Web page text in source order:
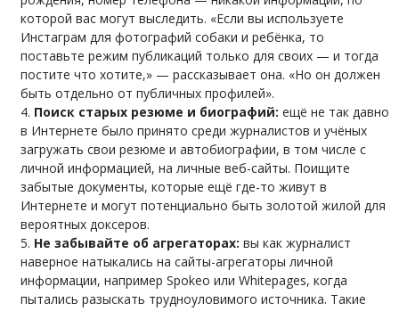
которой вас могут выследить. «Если вы используете
Инстаграм для фотографий собаки и ребёнка, то
поставьте режим публикаций только для своих — и тогда
постите что хотите,» — рассказывает она. «Но он должен
быть отдельно от публичных профилей».
Поиск старых резюме и биографий: ещё не так давно
в Интернете было принято среди журналистов и учёных
загружать свои резюме и автобиографии, в том числе с
личной информацией, на личные веб-сайты. Поищите
забытые документы, которые ещё где-то живут в
Интернете и могут потенциально быть золотой жилой для
вероятных доксеров.
Не забывайте об агрегаторах: вы как журналист
наверное натыкались на сайты-агрегаторы личной
информации, например Spokeo или Whitepages, когда
пытались разыскать трудноуловимого источника. Такие